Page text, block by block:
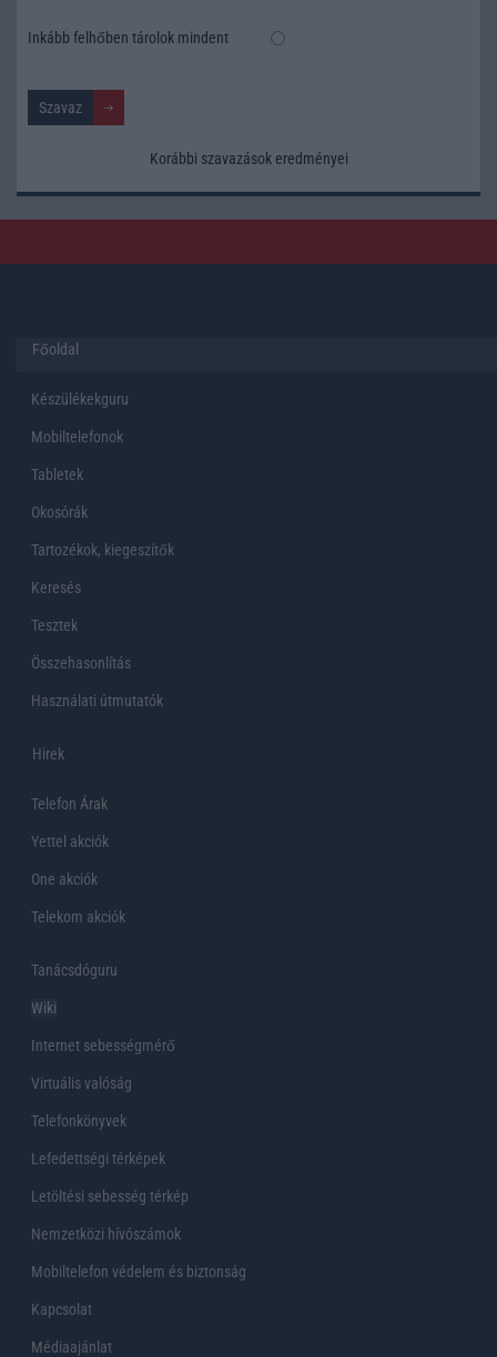
Inkább felhőben tárolok mindent
Korábbi szavazások eredményei
Főoldal
Készülékekguru
Mobiltelefonok
Tabletek
Okosórák
Tartozékok, kiegeszítők
Keresés
Tesztek
Összehasonlítás
Használati útmutatók
Hirek
Telefon Árak
Yettel akciók
One akciók
Telekom akciók
Tanácsdóguru
Wiki
Internet sebességmérő
Virtuális valóság
Telefonkönyvek
Lefedettségi térképek
Letöltési sebesség térkép
Nemzetközi hívószámok
Mobiltelefon védelem és biztonság
Kapcsolat
Médiaajánlat